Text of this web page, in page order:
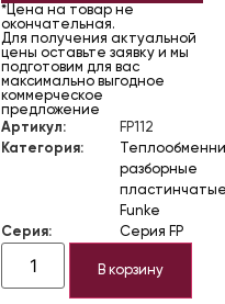
*Цена на товар не
окончательная.
Для получения актуальной
цены оставьте заявку и мы
подготовим для вас
максимально выгодное
коммерческое
предложение
Артикул:
FP112
Категория:
разборные
Funke
Серия:
Серия FP
В корзину